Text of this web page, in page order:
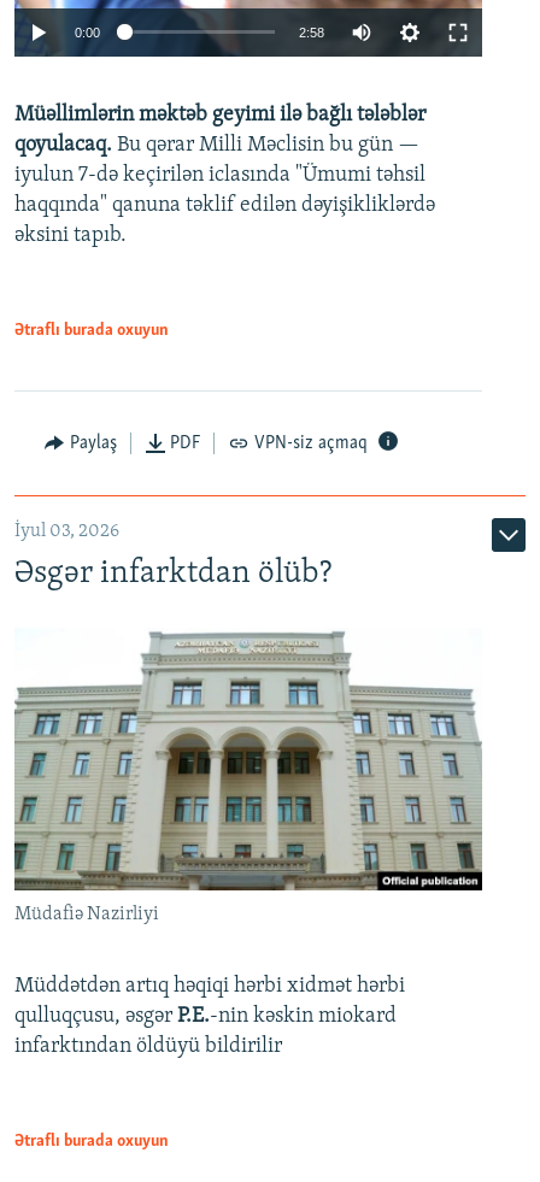
Auto 240p 360p 480p
720p 1080p
0:00 2:58
360p
480p
720p
Müəllimlərin məktəb geyimi ilə bağlı tələblər
qoyulacaq. Bu qərar Milli Məclisin bu gün —
iyulun 7-də keçirilən iclasında "Ümumi təhsil
haqqında" qanuna təklif edilən dəyişikliklərdə
əksini tapıb.
Ətraflı burada oxuyun
Paylaş PDF VPN-siz açmaq
İyul 03, 2026
Əsgər infarktdan ölüb?
Müdafiə Nazirliyi
Müddətdən artıq həqiqi hərbi xidmət hərbi
qulluqçusu, əsgər P.E.-nin kəskin miokard
infarktından öldüyü bildirilir
Ətraflı burada oxuyun